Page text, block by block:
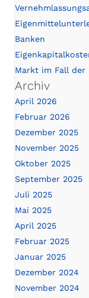
Banken
Markt im Fall der
Archiv
April 2026
Februar 2026
Dezember 2025
November 2025
Oktober 2025
September 2025
Juli 2025
Mai 2025
April 2025
Februar 2025
Januar 2025
Dezember 2024
November 2024